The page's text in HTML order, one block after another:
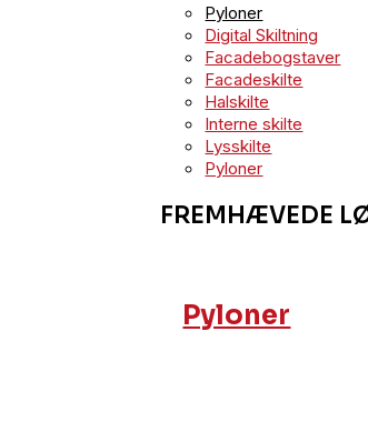
Pyloner
Digital Skiltning
Facadebogstaver
Facadeskilte
Halskilte
Interne skilte
Lysskilte
Pyloner
FREMHÆVEDE
Pyloner